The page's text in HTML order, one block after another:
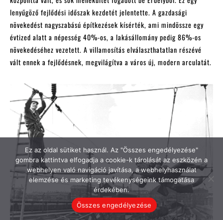
Ez az oldal sütiket használ. Az "Összes engedélyezése"
gombra kattintva elfogadja a cookie-k tárolását az eszközén a
webhelyen való navigáció javítása, a webhelyhasználat
elemzése és marketing tevékenységeink támogatása
érdekében.
Összes engedélyezése